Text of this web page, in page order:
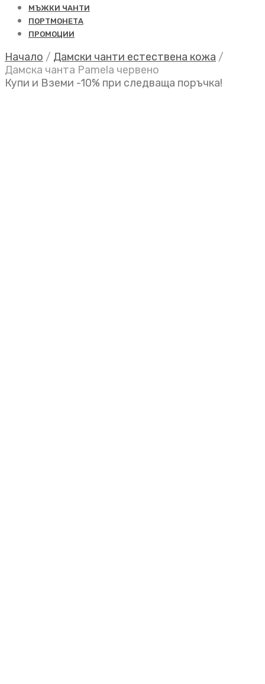
МЪЖКИ ЧАНТИ
ПОРТМОНЕТА
ПРОМОЦИИ
Начало / Дамски чанти естествена кожа /
Дамска чанта Pamela червено
Купи и Вземи -10% при следваща поръчка!